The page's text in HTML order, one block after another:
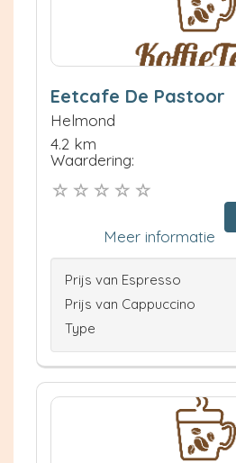
Eetcafe De Pastoor
Helmond
4.2 km
Waardering:
Meer informatie
Prijs van Espresso
Prijs van Cappuccino
Type